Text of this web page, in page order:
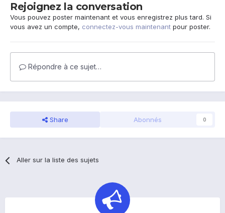
Rejoignez la conversation
Vous pouvez poster maintenant et vous enregistrez plus tard. Si
vous avez un compte, connectez-vous maintenant pour poster.
Répondre à ce sujet…
Share Abonnés 0
Aller sur la liste des sujets